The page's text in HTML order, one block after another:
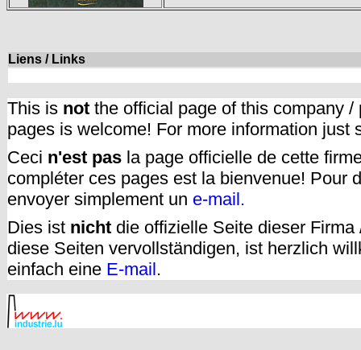
Liens / Links
This is not the official page of this company
pages is welcome! For more information just
Ceci n'est pas la page officielle de cette
compléter ces pages est la bienvenue! Pour
envoyer simplement un e-mail.
Dies ist nicht die offizielle Seite dieser
diese Seiten vervollständigen, ist herzlich
einfach eine E-mail.